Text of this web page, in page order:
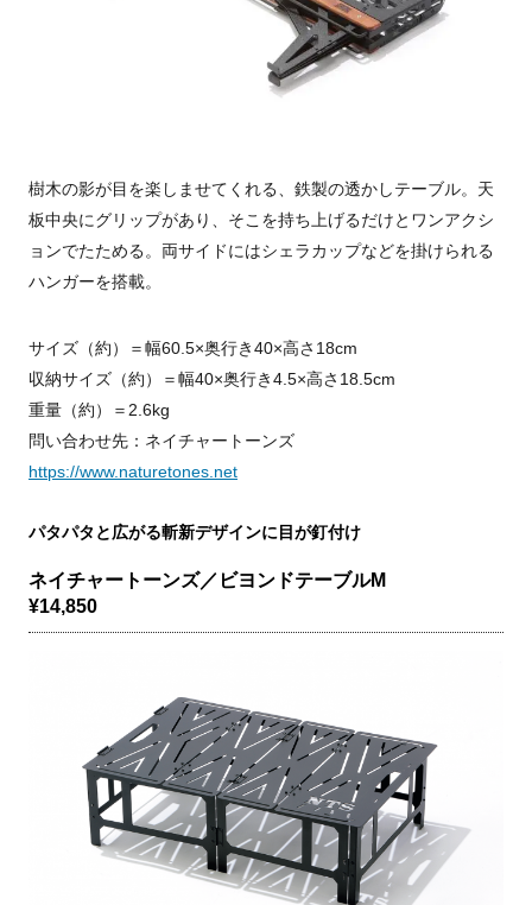
樹木の影が目を楽しませてくれる、鉄製の透かしテーブル。天
板中央にグリップがあり、そこを持ち上げるだけとワンアクシ
ョンでたためる。両サイドにはシェラカップなどを掛けられる
ハンガーを搭載。
サイズ（約）＝幅60.5×奥行き40×高さ18cm
収納サイズ（約）＝幅40×奥行き4.5×高さ18.5cm
重量（約）＝2.6kg
問い合わせ先：ネイチャートーンズ
https://www.naturetones.net
パタパタと広がる斬新デザインに目が釘付け
ネイチャートーンズ／ビヨンドテーブルM
¥14,850